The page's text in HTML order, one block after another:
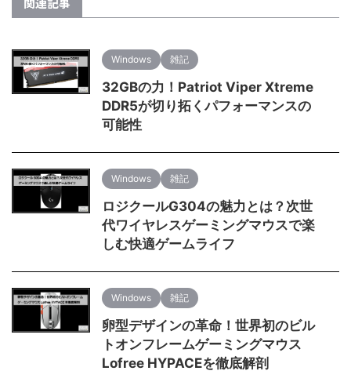
Windows 雑記
32GBの力！Patriot Viper Xtreme
DDR5が切り拓くパフォーマンスの
可能性
Windows 雑記
ロジクールG304の魅力とは？次世
代ワイヤレスゲーミングマウスで楽
しむ快適ゲームライフ
Windows 雑記
卵型デザインの革命！世界初のビル
トオンフレームゲーミングマウス
Lofree HYPACEを徹底解剖